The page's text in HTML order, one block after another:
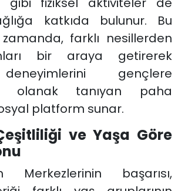
katkıda bulunur. Bu
farklı nesillerden
bir araya getirerek
gençlere
olanak tanıyan paha
platform sunar.
ve Yaşa Göre
Merkezlerinin başarısı,